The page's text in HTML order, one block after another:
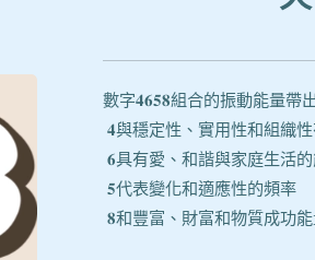
數字𝟒𝟔𝟓𝟖組合的振動能量帶
𝟒與穩定性、實用性和組織
𝟔具有愛、和諧與家庭生活
𝟓代表變化和適應性的頻率
𝟖和豐富、財富和物質成功